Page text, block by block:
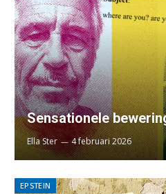
Sensationele
Ella Ster 4 februari 2026
EPSTEIN